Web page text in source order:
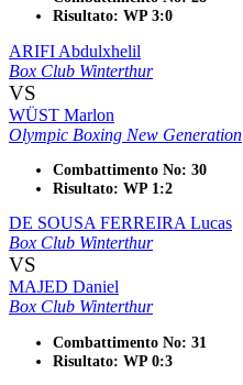
Risultato: WP 3:0
ARIFI Abdulxhelil
Box Club Winterthur
VS
WÜST Marlon
Olympic Boxing New Generation
Combattimento No: 30
Risultato: WP 1:2
DE SOUSA FERREIRA Lucas
Box Club Winterthur
VS
MAJED Daniel
Box Club Winterthur
Combattimento No: 31
Risultato: WP 0:3